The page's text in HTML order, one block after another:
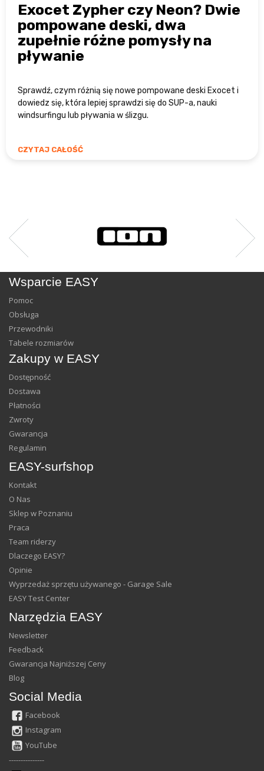
Exocet Zypher czy Neon? Dwie
pompowane deski, dwa
zupełnie różne pomysły na
pływanie
Sprawdź, czym różnią się nowe pompowane deski Exocet i
dowiedz się, która lepiej sprawdzi się do SUP-a, nauki
windsurfingu lub pływania w ślizgu.
CZYTAJ CAŁOŚĆ
Wsparcie EASY
Pomoc
Obsługa
Przewodniki
Tabele rozmiarów
Zakupy w EASY
Dostępność
Dostawa
Płatności
Zwroty
Gwarancja
Regulamin
EASY-surfshop
Kontakt
O Nas
Sklep w Poznaniu
Praca
Team riderzy
Dlaczego EASY?
Opinie
Wyprzedaż sprzętu używanego - Garage Sale
EASY Test Center
Narzędzia EASY
Newsletter
Feedback
Gwarancja Najniższej Ceny
Blog
Social Media
Facebook
Instagram
YouTube
---------------